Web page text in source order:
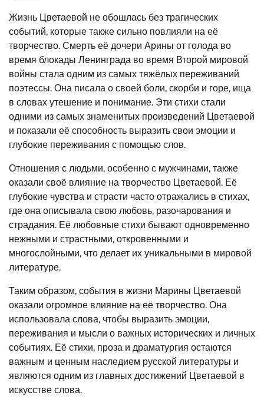
Жизнь Цветаевой не обошлась без трагических
событий, которые также сильно повлияли на её
творчество. Смерть её дочери Арины от голода во
время блокады Ленинграда во время Второй мировой
войны стала одним из самых тяжёлых переживаний
поэтессы. Она писала о своей боли, скорби и горе, ища
в словах утешение и понимание. Эти стихи стали
одними из самых знаменитых произведений Цветаевой
и показали её способность выразить свои эмоции и
глубокие переживания с помощью слов.
Отношения с людьми, особенно с мужчинами, также
оказали своё влияние на творчество Цветаевой. Её
глубокие чувства и страсти часто отражались в стихах,
где она описывала свою любовь, разочарования и
страдания. Её любовные стихи бывают одновременно
нежными и страстными, откровенными и
многослойными, что делает их уникальными в мировой
литературе.
Таким образом, события в жизни Марины Цветаевой
оказали огромное влияние на её творчество. Она
использовала слова, чтобы выразить эмоции,
переживания и мысли о важных исторических и личных
событиях. Её стихи, проза и драматургия остаются
важным и ценным наследием русской литературы и
являются одним из главных достижений Цветаевой в
искусстве слова.